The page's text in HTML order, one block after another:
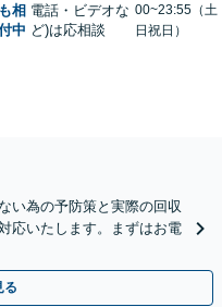
相
中
電話・ビデオな
ど)は応相談
00~23:55（土
日祝日）
い為の予防策と実際の回収
応いたします。まずはお電
る